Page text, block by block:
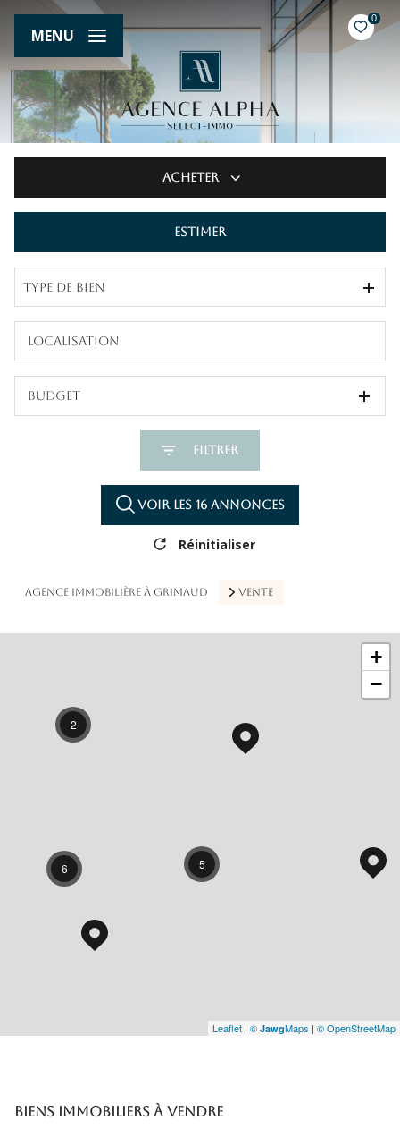
0
MENU
Acheter
Estimer
Type de bien
Budget
Filtrer
Voir les 16 annonces
Réinitialiser
AGENCE IMMOBILIÈRE À GRIMAUD VENTE
2
6 5
+
−
Leaflet | © JawgMaps | © OpenStreetMap
Biens immobiliers à vendre